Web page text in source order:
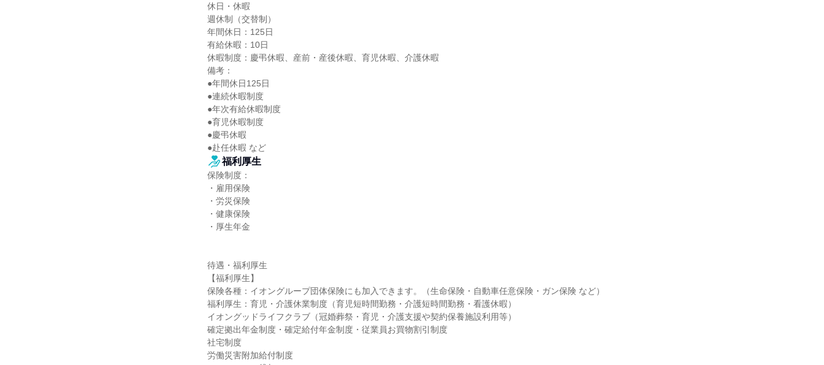
休日・休暇
週休制（交替制）
年間休日：125日
有給休暇：10日
休暇制度：慶弔休暇、産前・産後休暇、育児休暇、介護休暇
備考：
●年間休日125日
●連続休暇制度
●年次有給休暇制度
●育児休暇制度
●慶弔休暇
●赴任休暇 など
福利厚生
保険制度：
・雇用保険
・労災保険
・健康保険
・厚生年金
待遇・福利厚生
【福利厚生】
保険各種：イオングループ団体保険にも加入できます。（生命保険・自動車任意保険・ガン保険 など）
福利厚生：育児・介護休業制度（育児短時間勤務・介護短時間勤務・看護休暇）
イオングッドライフクラブ（冠婚葬祭・育児・介護支援や契約保養施設利用等）
確定拠出年金制度・確定給付年金制度・従業員お買物割引制度
社宅制度
労働災害附加給付制度